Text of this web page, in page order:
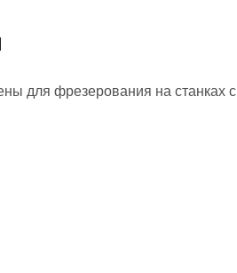
для фрезерования на станках с